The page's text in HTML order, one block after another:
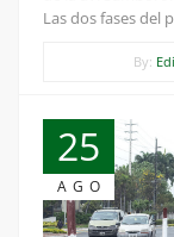
Las dos fases del
By:
25
AGO